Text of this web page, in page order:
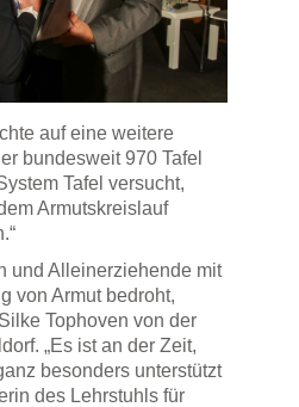
auf eine weitere
bundesweit 970 Tafel
Tafel versucht,
Armutskreislauf
und Alleinerziehende mit
von Armut bedroht,
Tophoven von der
„Es ist an der Zeit,
besonders unterstützt
des Lehrstuhls für